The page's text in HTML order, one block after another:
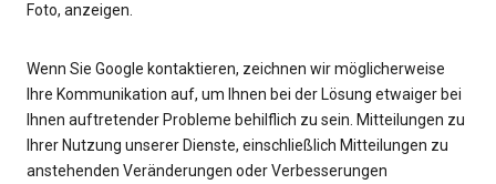
Foto, anzeigen.
Wenn Sie Google kontaktieren, zeichnen wir möglicherweise
Ihre Kommunikation auf, um Ihnen bei der Lösung etwaiger bei
Ihnen auftretender Probleme behilflich zu sein. Mitteilungen zu
Ihrer Nutzung unserer Dienste, einschließlich Mitteilungen zu
anstehenden Veränderungen oder Verbesserungen